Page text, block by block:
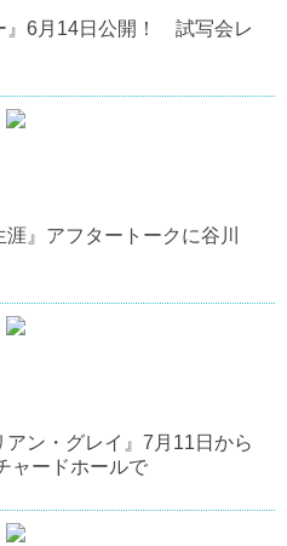
』6月14日公開！ 試写会レ
』アフタートークに谷川
ン・グレイ』7月11日から
ャードホールで